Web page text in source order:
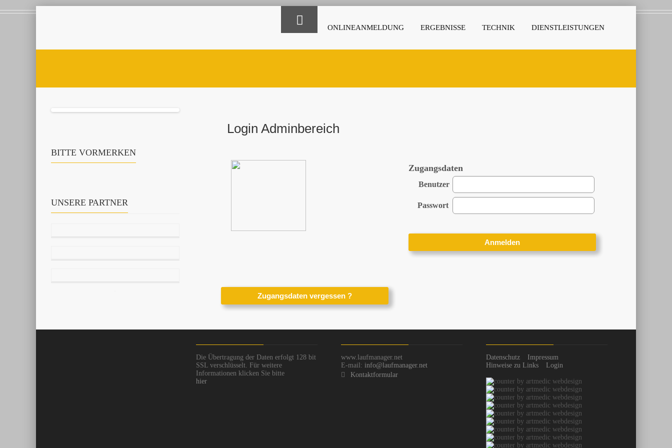
ONLINEANMELDUNG ERGEBNISSE TECHNIK DIENSTLEISTUNGEN
BITTE VORMERKEN
UNSERE PARTNER
Login Adminbereich
Zugangsdaten
Benutzer
Passwort
Die Übertragung der Daten erfolgt 128 bit
SSL verschlüsselt. Für weitere
Informationen klicken Sie bitte
hier
www.laufmanager.net
E-mail: info@laufmanager.net
Kontaktformular
Datenschutz
Impressum
Hinweise zu Links
Login